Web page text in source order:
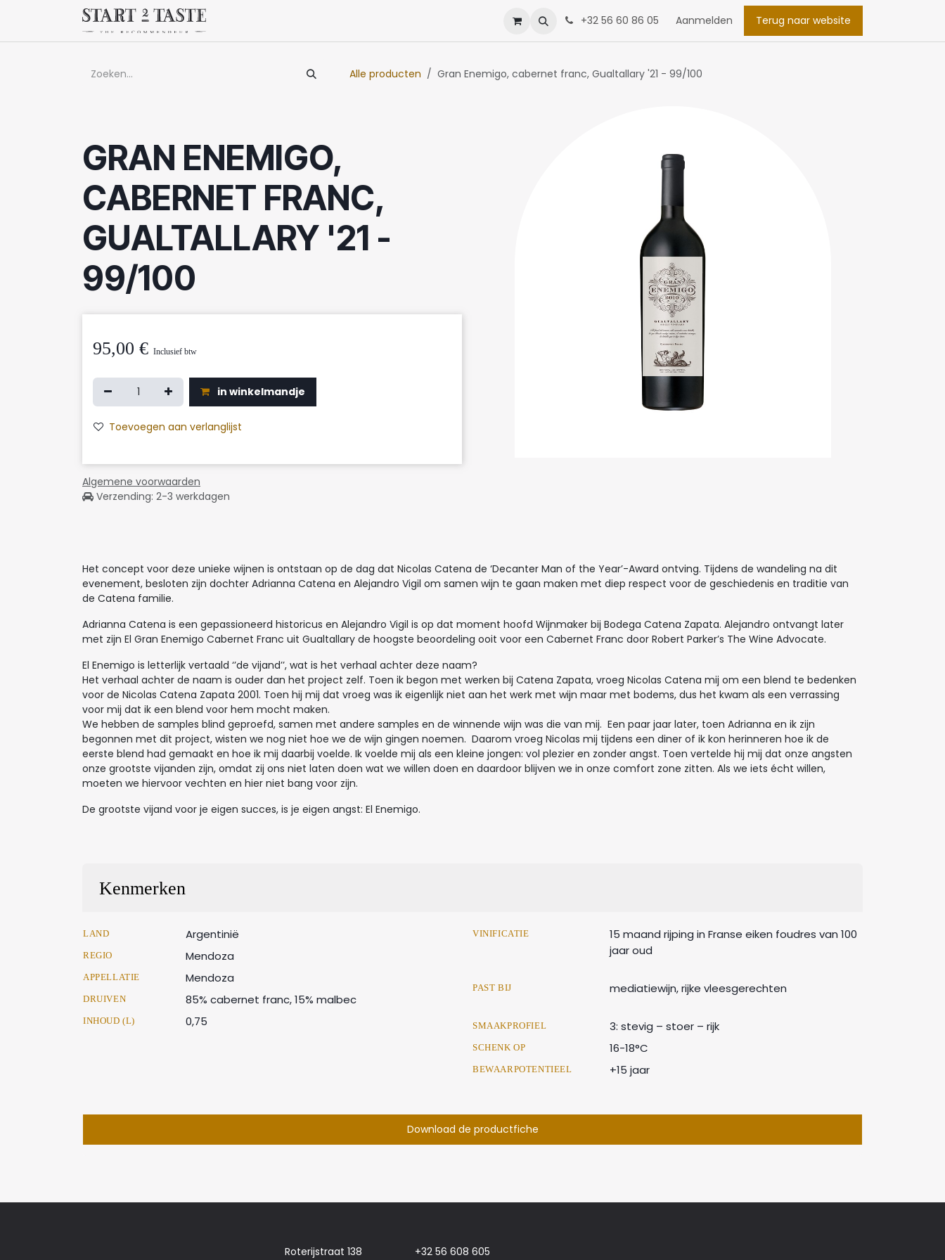
Overslaan naar inhoud
+32 56 60 86 05 Aanmelden Terug naar website
Alle producten Gran Enemigo, cabernet franc, Gualtallary '21 - 99/100
GRAN ENEMIGO,
CABERNET FRANC,
GUALTALLARY '21 -
99/100
95,00 € Inclusief btw
in winkelmandje
Toevoegen aan verlanglijst
Algemene voorwaarden
Verzending: 2-3 werkdagen
Het concept voor deze unieke wijnen is ontstaan op de dag dat Nicolas Catena de ‘Decanter Man of the Year’-Award ontving. Tijdens de wandeling na dit
evenement, besloten zijn dochter Adrianna Catena en Alejandro Vigil om samen wijn te gaan maken met diep respect voor de geschiedenis en traditie van
de Catena familie.
Adrianna Catena is een gepassioneerd historicus en Alejandro Vigil is op dat moment hoofd Wijnmaker bij Bodega Catena Zapata. Alejandro ontvangt later
met zijn El Gran Enemigo Cabernet Franc uit Gualtallary de hoogste beoordeling ooit voor een Cabernet Franc door Robert Parker’s The Wine Advocate.
El Enemigo is letterlijk vertaald ‘’de vijand’’, wat is het verhaal achter deze naam?
Het verhaal achter de naam is ouder dan het project zelf. Toen ik begon met werken bij Catena Zapata, vroeg Nicolas Catena mij om een blend te bedenken
voor de Nicolas Catena Zapata 2001. Toen hij mij dat vroeg was ik eigenlijk niet aan het werk met wijn maar met bodems, dus het kwam als een verrassing
voor mij dat ik een blend voor hem mocht maken.
We hebben de samples blind geproefd, samen met andere samples en de winnende wijn was die van mij. Een paar jaar later, toen Adrianna en ik zijn
begonnen met dit project, wisten we nog niet hoe we de wijn gingen noemen. Daarom vroeg Nicolas mij tijdens een diner of ik kon herinneren hoe ik de
eerste blend had gemaakt en hoe ik mij daarbij voelde. Ik voelde mij als een kleine jongen: vol plezier en zonder angst. Toen vertelde hij mij dat onze angsten
onze grootste vijanden zijn, omdat zij ons niet laten doen wat we willen doen en daardoor blijven we in onze comfort zone zitten. Als we iets écht willen,
moeten we hiervoor vechten en hier niet bang voor zijn.
De grootste vijand voor je eigen succes, is je eigen angst: El Enemigo.
Kenmerken
LAND Argentinië
REGIO Mendoza
APPELLATIE Mendoza
DRUIVEN 85% cabernet franc, 15% malbec
INHOUD (L) 0,75
VINIFICATIE
15 maand rijping in Franse eiken foudres van 100
jaar oud
PAST BIJ mediatiewijn, rijke vleesgerechten
SMAAKPROFIEL 3: stevig – stoer – rijk
SCHENK OP 16-18°C
BEWAARPOTENTIEEL +15 jaar
Download de productfiche
+32 56 608 605
Roterijstraat 138